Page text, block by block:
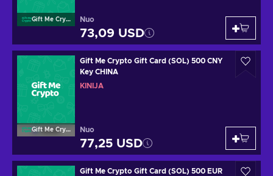
Gift Me Crypto Nuo
73,09 USD
Gift Me Crypto
Gift Me Crypto Gift Card (SOL) 500 CNY
Key CHINA
KINIJA
Nuo
77,25 USD
Gift Me Crypto Gift Card (SOL) 500 EUR